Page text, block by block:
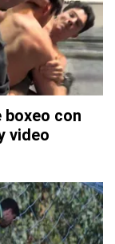
boxeo con
video